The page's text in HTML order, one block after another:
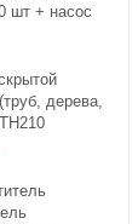
шт + насос
дерева,